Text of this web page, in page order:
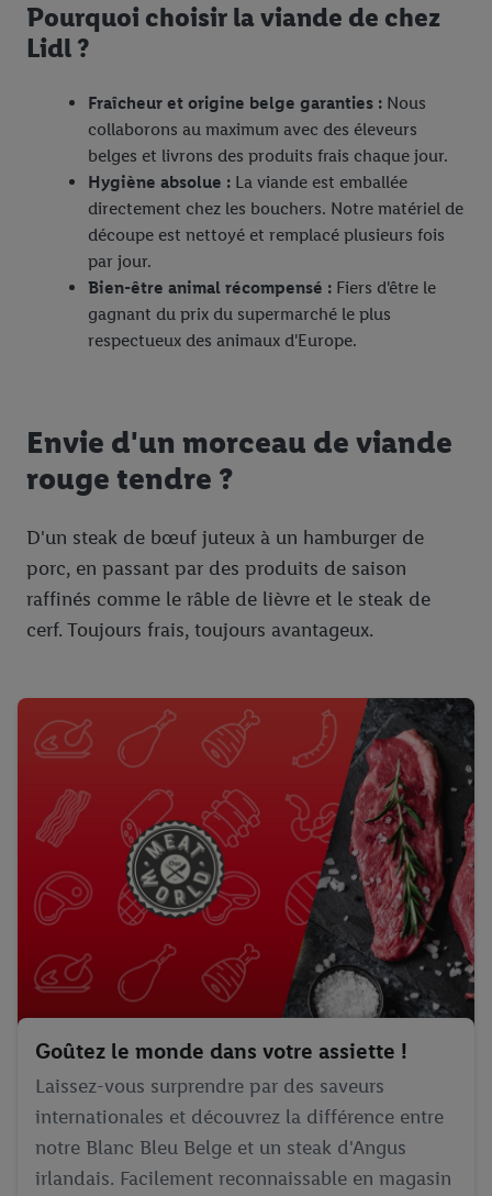
Pourquoi choisir la viande de chez
Lidl ?
Fraîcheur et origine belge garanties : Nous
collaborons au maximum avec des éleveurs
belges et livrons des produits frais chaque jour.
Hygiène absolue : La viande est emballée
directement chez les bouchers. Notre matériel de
découpe est nettoyé et remplacé plusieurs fois
par jour.
Bien-être animal récompensé : Fiers d'être le
gagnant du prix du supermarché le plus
respectueux des animaux d'Europe.
Envie d'un morceau de viande
rouge tendre ?
D'un steak de bœuf juteux à un hamburger de
porc, en passant par des produits de saison
raffinés comme le râble de lièvre et le steak de
cerf. Toujours frais, toujours avantageux.
Goûtez le monde dans votre assiette !
Laissez-vous surprendre par des saveurs
internationales et découvrez la différence entre
notre Blanc Bleu Belge et un steak d'Angus
irlandais. Facilement reconnaissable en magasin